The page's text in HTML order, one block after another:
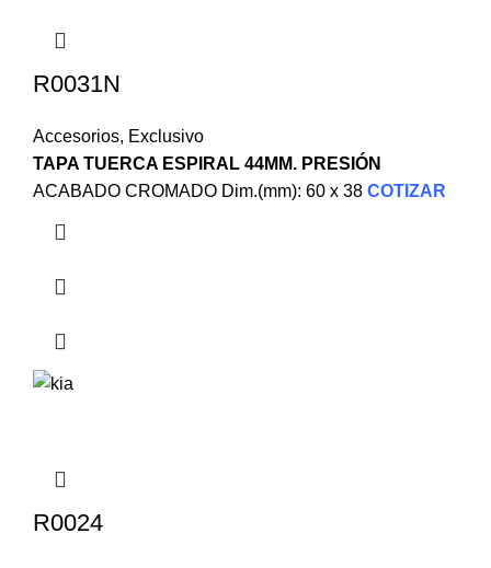
R0031N
Accesorios, Exclusivo
TAPA TUERCA ESPIRAL 44MM. PRESIÓN
ACABADO CROMADO Dim.(mm): 60 x 38 COTIZAR
R0024